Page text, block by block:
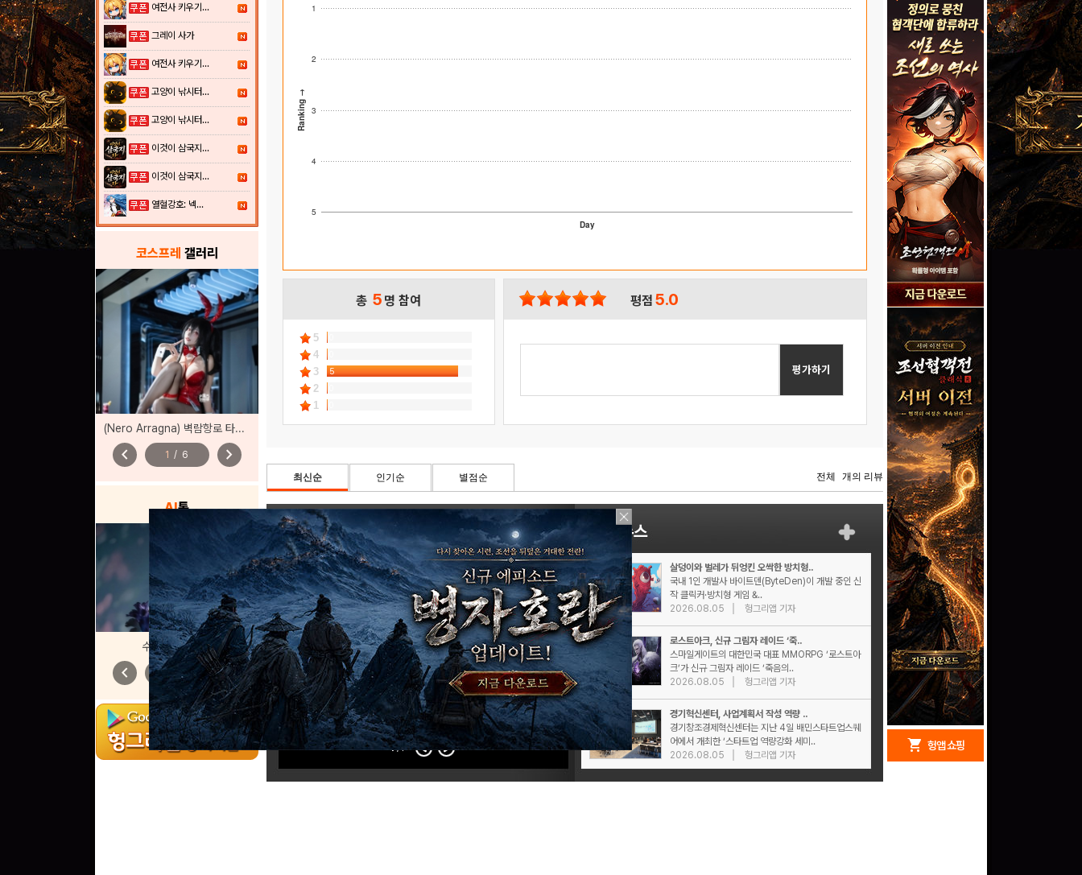
여전사 키우기...
그레이 사가
여전사 키우기...
고양이 낚시터...
고양이 낚시터...
이것이 삼국지...
이것이 삼국지...
열혈강호: 넥...
코스프레 갤러리
(Nero Arragna) 벽람항로 타이호 바니
chevron_left 1 / 6 chevron_right
AI톡
수요일엔 빨간...
chevron_left 1 / 6 chevron_right
1
2
3
4
5
Ranking →
Day
총 5 명 참여
5
4
3 5
2
1
평점 5.0
평가하기
최신순 인기순 별점순 전체 개의 리뷰
1/1
살덩이와 벌레가 뒤엉킨 오싹한 방치형..
국내 1인 개발사 바이트덴(ByteDen)​이 개발 중인 신
작 클릭커·방치형 게임 &..
2026.08.05
헝그리앱 기자
로스트아크, 신규 그림자 레이드 ‘죽..
스마일게이트의 대한민국 대표 MMORPG ‘로스트아
크’가 신규 그림자 레이드 ‘죽음의..
2026.08.05
헝그리앱 기자
경기혁신센터, 사업계획서 작성 역량 ..
경기창조경제혁신센터는 지난 4일 배민스타트업스퀘
어에서 개최한 ‘스타트업 역량강화 세미..
2026.08.05
헝그리앱 기자 redeem 헝앱 경품